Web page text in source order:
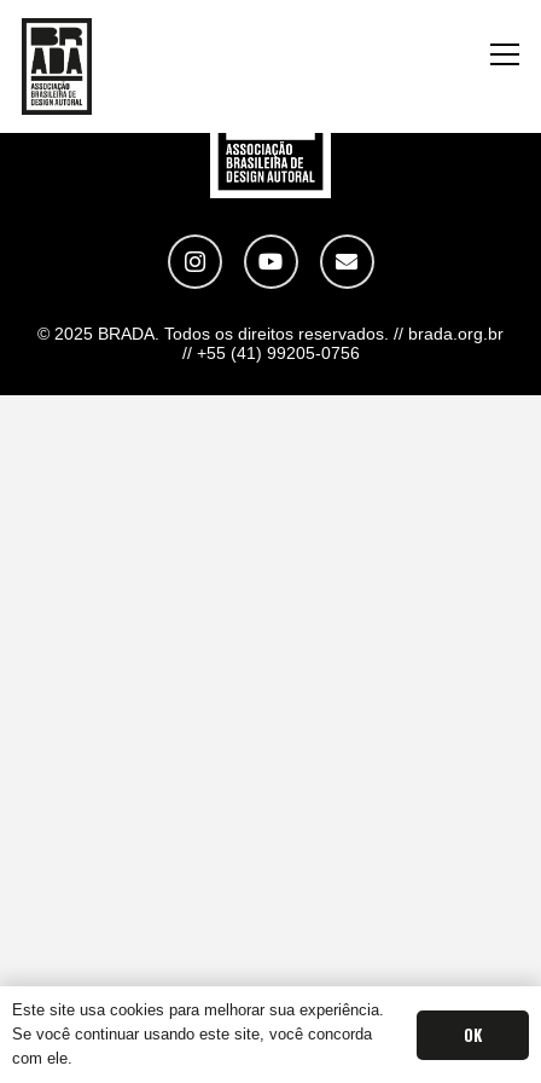
© 2025 BRADA. Todos os direitos reservados. // brada.org.br
// +55 (41) 99205-0756
Este site usa cookies para melhorar sua experiência.
Se você continuar usando este site, você concorda
com ele.
OK